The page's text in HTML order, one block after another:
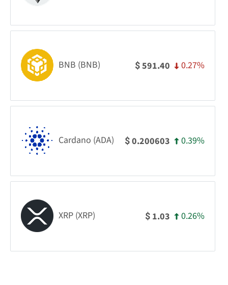
BNB (BNB) $591.40 0.27%
Cardano (ADA) $0.200603 0.39%
XRP (XRP) $ 1.03 0.26%